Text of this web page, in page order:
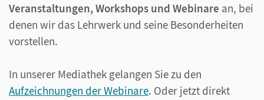
Veranstaltungen, Workshops und Webinare an, bei
denen wir das Lehrwerk und seine Besonderheiten
vorstellen.
In unserer Mediathek gelangen Sie zu den
Aufzeichnungen der Webinare. Oder jetzt direkt